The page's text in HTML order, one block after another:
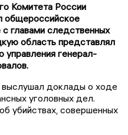
Комитета России
общероссийское
главами следственных
область представлял
управления генерал-
выслушал доклады о ходе
уголовных дел.
убийствах, совершенных